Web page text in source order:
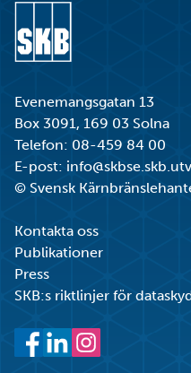
Evenemangsgatan 13
Box 3091, 169 03 Solna
Telefon: 08-459 84 00
E-post:
© Svensk
Kontakta oss
Publikationer
Press
SKB:s riktlinjer för